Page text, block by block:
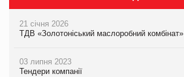
21 січня 2026
ТДВ «Золотоніський маслоробний комбінат»
03 липня 2023
Тендери компанії